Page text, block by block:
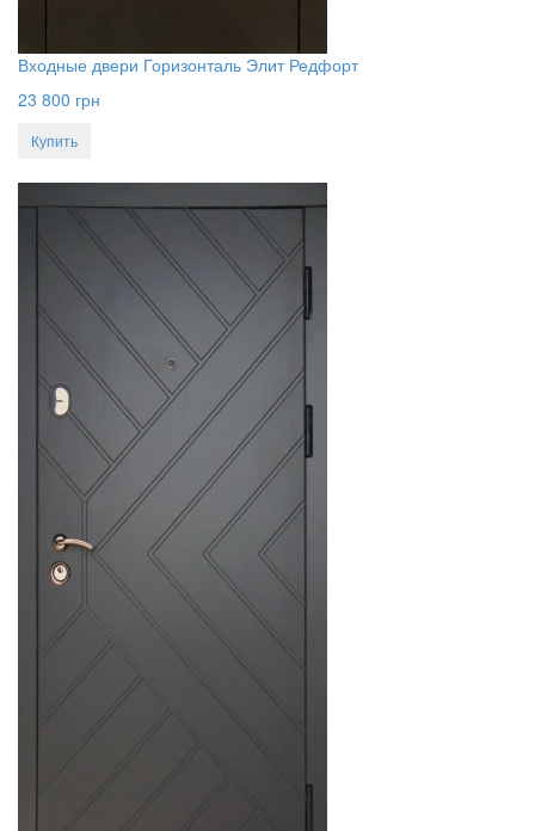
Входные двери Горизонталь Элит Редфорт
23 800 грн
Купить